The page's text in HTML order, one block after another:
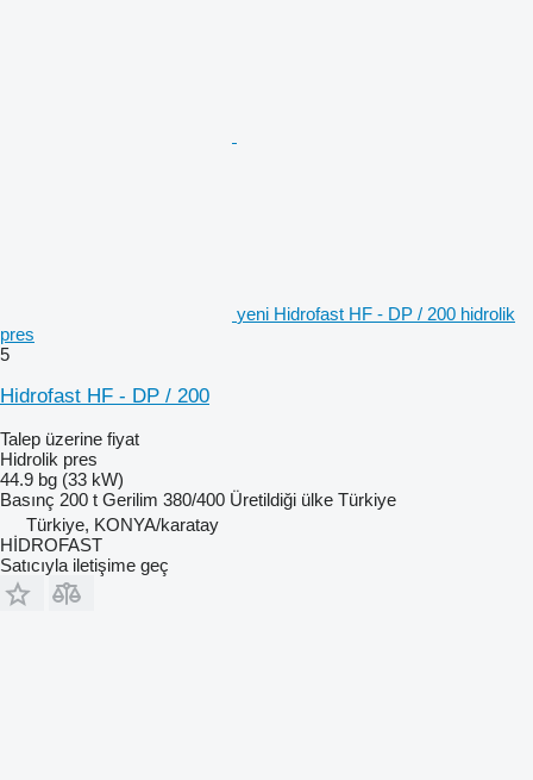
yeni Hidrofast HF - DP / 200 hidrolik
pres
5
Hidrofast HF - DP / 200
Talep üzerine fiyat
Hidrolik pres
44.9 bg (33 kW)
Basınç 200 t Gerilim 380/400 Üretildiği ülke Türkiye
Türkiye, KONYA/karatay
HİDROFAST
Satıcıyla iletişime geç